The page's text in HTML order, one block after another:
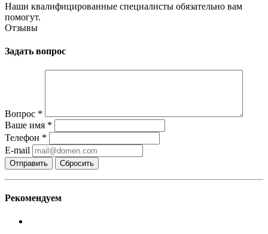
Наши квалифицированные специалисты обязательно вам
помогут.
Отзывы
Задать вопрос
Вопрос *
Ваше имя *
Телефон *
E-mail
Сбросить
Рекомендуем